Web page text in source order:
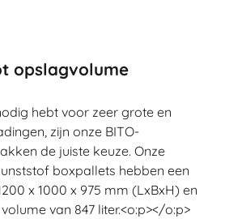
opslagvolume
hebt voor zeer grote en
zijn onze BITO-
de juiste keuze. Onze
boxpallets hebben een
x 1000 x 975 mm (LxBxH) en
van 847 liter.<o:p></o:p>